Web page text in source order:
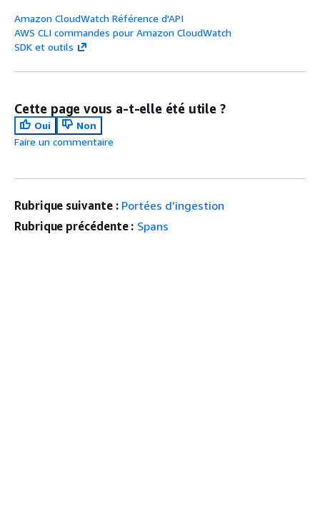
Amazon CloudWatch Référence d'API
AWS CLI commandes pour Amazon CloudWatch
SDK et outils
Cette page vous a-t-elle été utile ?
Oui
Non
Faire un commentaire
Rubrique suivante : Portées d’ingestion
Rubrique précédente : Spans